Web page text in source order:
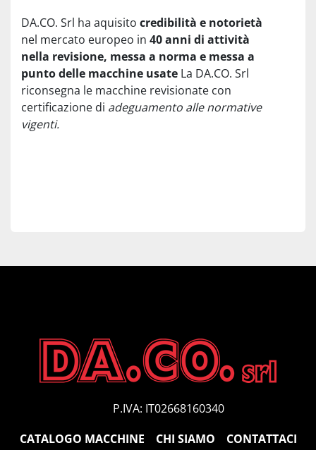
DA.CO. Srl ha aquisito credibilità e notorietà
nel mercato europeo in 40 anni di attività
nella revisione, messa a norma e messa a
punto delle macchine usate La DA.CO. Srl
riconsegna le macchine revisionate con
certificazione di adeguamento alle normative
vigenti.
P.IVA: IT02668160340
CATALOGO MACCHINE
CHI SIAMO CONTATTACI